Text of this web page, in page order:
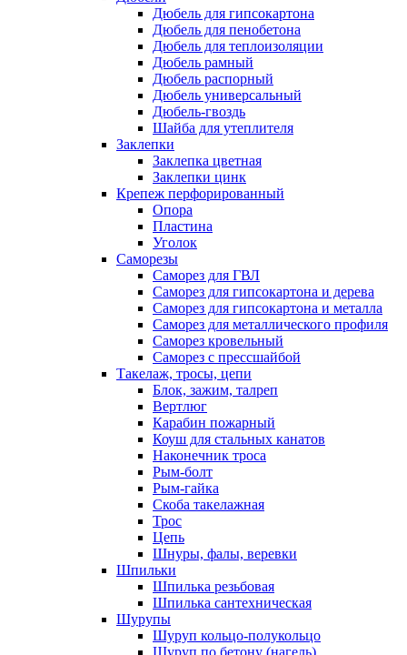
Дюбель для гипсокартона
Дюбель для пенобетона
Дюбель для теплоизоляции
Дюбель рамный
Дюбель распорный
Дюбель универсальный
Дюбель-гвоздь
Шайба для утеплителя
Заклепки
Заклепка цветная
Заклепки цинк
Крепеж перфорированный
Опора
Пластина
Уголок
Саморезы
Саморез для ГВЛ
Саморез для гипсокартона и дерева
Саморез для гипсокартона и металла
Саморез для металлического профиля
Саморез кровельный
Саморез с прессшайбой
Такелаж, тросы, цепи
Блок, зажим, талреп
Вертлюг
Карабин пожарный
Коуш для стальных канатов
Наконечник троса
Рым-болт
Рым-гайка
Скоба такелажная
Трос
Цепь
Шнуры, фалы, веревки
Шпильки
Шпилька резьбовая
Шпилька сантехническая
Шурупы
Шуруп кольцо-полукольцо
Шуруп по бетону (нагель)